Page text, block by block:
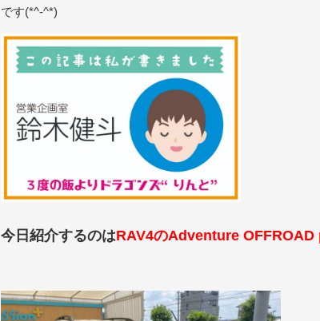
です(*^-^*)
今日紹介するのはRAV4のAdventure OFFROAD